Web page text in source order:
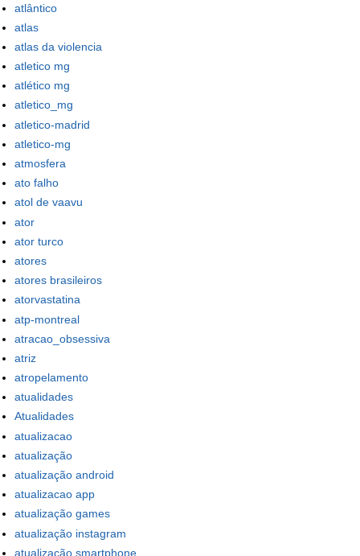
atlântico
atlas
atlas da violencia
atletico mg
atlético mg
atletico_mg
atletico-madrid
atletico-mg
atmosfera
ato falho
atol de vaavu
ator
ator turco
atores
atores brasileiros
atorvastatina
atp-montreal
atracao_obsessiva
atriz
atropelamento
atualidades
Atualidades
atualizacao
atualização
atualização android
atualizacao app
atualização games
atualização instagram
atualização smartphone